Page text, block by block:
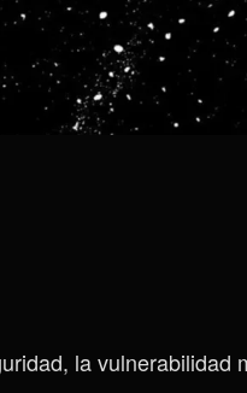
la vulnerabilidad